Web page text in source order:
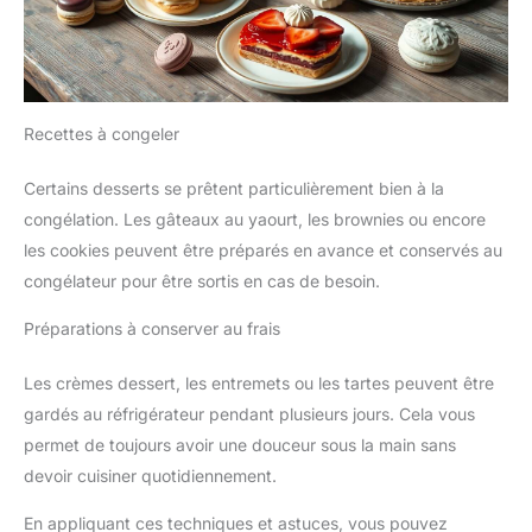
Recettes à congeler
Certains desserts se prêtent particulièrement bien à la
congélation. Les gâteaux au yaourt, les brownies ou encore
les cookies peuvent être préparés en avance et conservés au
congélateur pour être sortis en cas de besoin.
Préparations à conserver au frais
Les crèmes dessert, les entremets ou les tartes peuvent être
gardés au réfrigérateur pendant plusieurs jours. Cela vous
permet de toujours avoir une douceur sous la main sans
devoir cuisiner quotidiennement.
En appliquant ces techniques et astuces, vous pouvez